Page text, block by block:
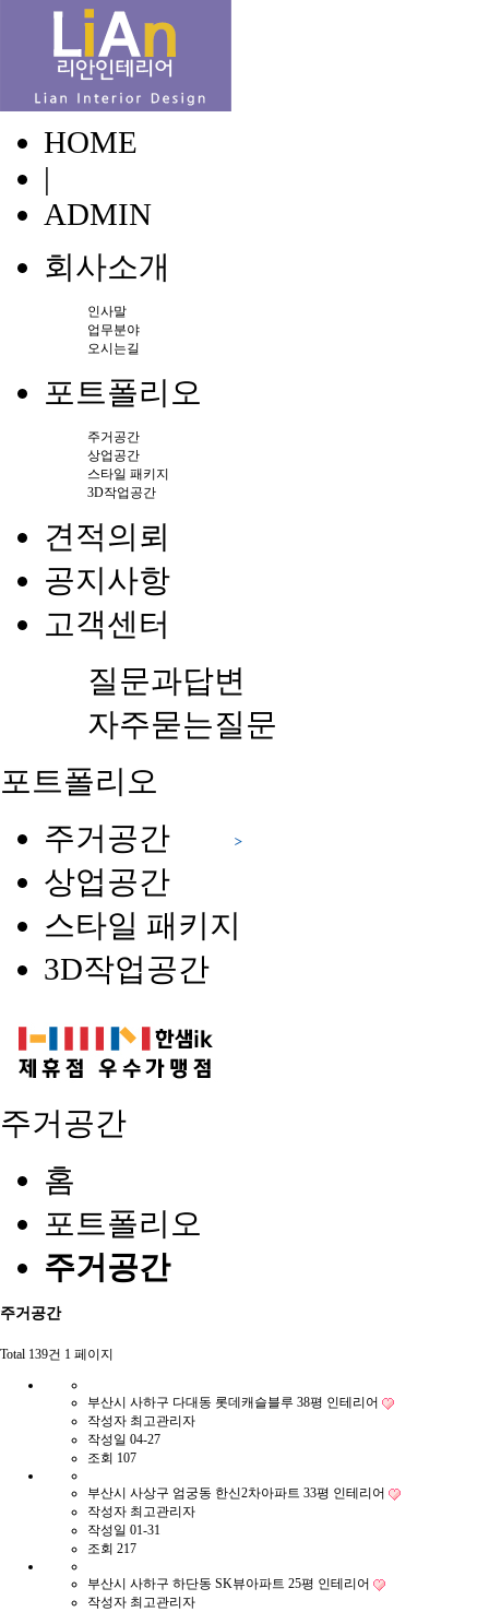
HOME
|
ADMIN
회사소개
인사말
업무분야
오시는길
포트폴리오
주거공간
상업공간
스타일 패키지
3D작업공간
견적의뢰
공지사항
고객센터
질문과답변
자주묻는질문
포트폴리오
주거공간
상업공간
스타일 패키지
3D작업공간
주거공간
홈
포트폴리오
주거공간
주거공간
Total 139건 1 페이지
부산시 사하구 다대동 롯데캐슬블루 38평 인테리어
작성자 최고관리자
작성일 04-27
조회 107
부산시 사상구 엄궁동 한신2차아파트 33평 인테리어
작성자 최고관리자
작성일 01-31
조회 217
부산시 사하구 하단동 SK뷰아파트 25평 인테리어
작성자 최고관리자